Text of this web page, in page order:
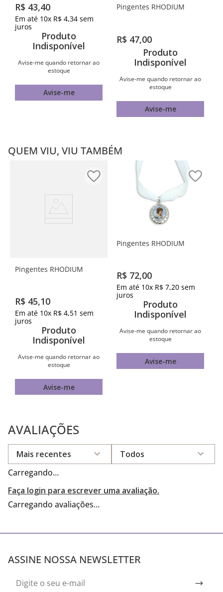
R$ 43,40
Em até 10x R$ 4,34 sem
juros
Produto
Indisponível
Avise-me quando retornar ao
estoque
Avise-me
Pingentes RHODIUM
R$ 47,00
Produto
Indisponível
Avise-me quando retornar ao
estoque
Avise-me
QUEM VIU, VIU TAMBÉM
Pingentes RHODIUM
R$ 45,10
Em até 10x R$ 4,51 sem
juros
Produto
Indisponível
Avise-me quando retornar ao
estoque
Avise-me
Pingentes RHODIUM
R$ 72,00
Em até 10x R$ 7,20 sem
juros
Produto
Indisponível
Avise-me quando retornar ao
estoque
Avise-me
AVALIAÇÕES
Carregando…
Faça login para escrever uma avaliação.
Mais recentes Todos
Carregando avaliações…
ASSINE NOSSA NEWSLETTER